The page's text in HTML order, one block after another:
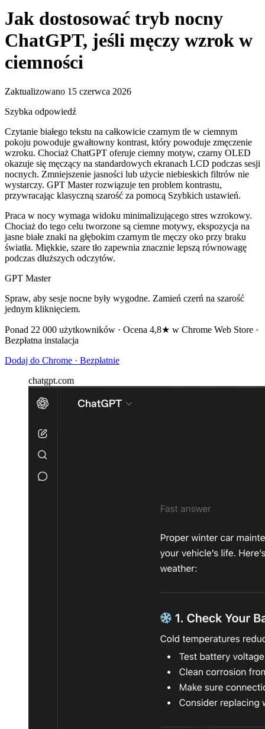
Jak dostosować tryb nocny
ChatGPT, jeśli męczy wzrok w
ciemności
Zaktualizowano 15 czerwca 2026
Szybka odpowiedź
Czytanie białego tekstu na całkowicie czarnym tle w ciemnym
pokoju powoduje gwałtowny kontrast, który powoduje zmęczenie
wzroku. Chociaż ChatGPT oferuje ciemny motyw, czarny OLED
okazuje się męczący na standardowych ekranach LCD podczas sesji
nocnych. Zmniejszenie jasności lub użycie niebieskich filtrów nie
wystarczy. GPT Master rozwiązuje ten problem kontrastu,
przywracając klasyczną szarość za pomocą Szybkich ustawień.
Praca w nocy wymaga widoku minimalizującego stres wzrokowy.
Chociaż do tego celu tworzone są ciemne motywy, ekspozycja na
jasne białe znaki na głębokim czarnym tle męczy oko przy braku
światła. Miękkie, szare tło zapewnia znacznie lepszą równowagę
podczas dłuższych odczytów.
GPT Master
Spraw, aby sesje nocne były wygodne. Zamień czerń na szarość
jednym kliknięciem.
Ponad 22 000 użytkowników · Ocena 4,8★ w Chrome Web Store ·
Bezpłatna instalacja
Dodaj do Chrome · Bezpłatnie
chatgpt.com